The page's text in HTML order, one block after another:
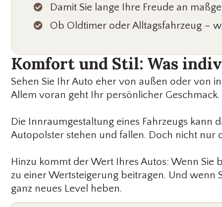
Damit Sie lange Ihre Freude an
Ob Oldtimer oder Alltagsfahrzeug –
Komfort und Stil: Was
Sehen Sie Ihr Auto eher von außen oder von
Allem voran geht Ihr persönlicher
Die Innraumgestaltung eines Fahrzeugs
Autopolster stehen und fallen. Doch nicht nur
Hinzu kommt der Wert Ihres Autos: Wenn
zu einer Wertsteigerung beitragen. Und
ganz neues Level heben.